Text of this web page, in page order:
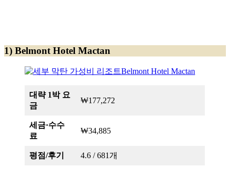
1) Belmont Hotel Mactan
대략 1박 요
금
₩177,272
세금·수수
료
₩34,885
평점/후기 4.6 / 681개